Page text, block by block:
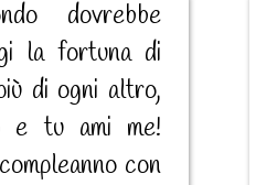
dovrebbe
la fortuna di
di ogni altro,
e tu ami me!
con